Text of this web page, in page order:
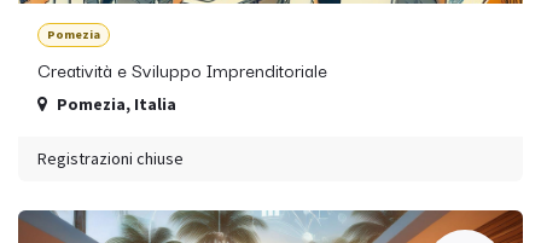
Pomezia
Creatività e Sviluppo Imprenditoriale
Pomezia, Italia
Registrazioni chiuse